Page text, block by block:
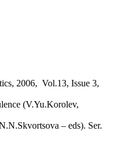
2006, Vol.13, Issue 3,
(V.Yu.Korolev,
– eds). Ser.